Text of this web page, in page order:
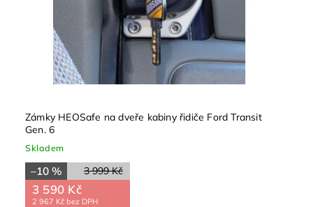
Zámky HEOSafe na dveře kabiny řidiče Ford Transit
Gen. 6
Skladem
3 999 Kč
–10 %
3 590 Kč
2 967 Kč bez DPH